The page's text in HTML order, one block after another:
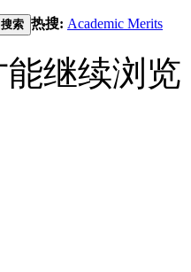
搜索 热搜: Academic Merits
继续浏览